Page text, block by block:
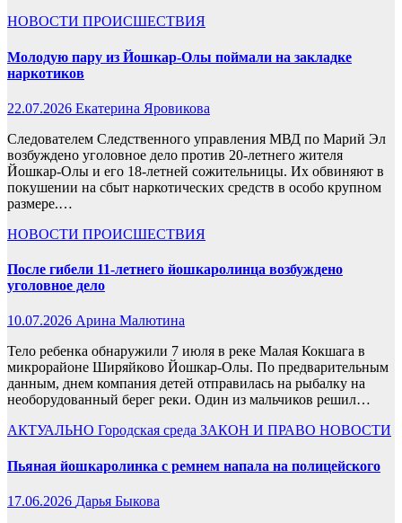
НОВОСТИ ПРОИСШЕСТВИЯ
Молодую пару из Йошкар-Олы поймали на закладке
наркотиков
22.07.2026 Екатерина Яровикова
Следователем Следственного управления МВД по Марий Эл
возбуждено уголовное дело против 20-летнего жителя
Йошкар-Олы и его 18-летней сожительницы. Их обвиняют в
покушении на сбыт наркотических средств в особо крупном
размере.…
НОВОСТИ ПРОИСШЕСТВИЯ
После гибели 11-летнего йошкаролинца возбуждено
уголовное дело
10.07.2026 Арина Малютина
Тело ребенка обнаружили 7 июля в реке Малая Кокшага в
микрорайоне Ширяйково Йошкар-Олы. По предварительным
данным, днем компания детей отправилась на рыбалку на
необорудованный берег реки. Один из мальчиков решил…
АКТУАЛЬНО Городская среда ЗАКОН И ПРАВО НОВОСТИ
Пьяная йошкаролинка с ремнем напала на полицейского
17.06.2026 Дарья Быкова